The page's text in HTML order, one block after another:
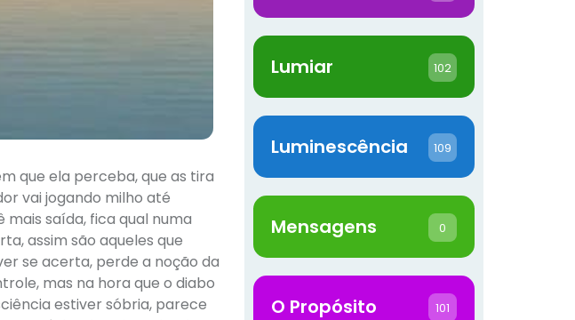
que ela perceba, que as tira
vai jogando milho até
saída, fica qual numa
assim são aqueles que
se acerta, perde a noção da
mas na hora que o diabo
estiver sóbria, parece
Lumiar 102
Luminescência 109
Mensagens 0
O Propósito 101